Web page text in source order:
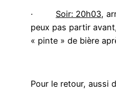
· Soir: 20h03,
peux pas partir
« pinte » de bière
Pour le retour, aussi